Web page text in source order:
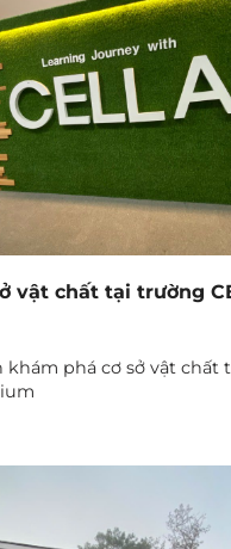
vật chất tại trường
khám phá cơ sở vật chất